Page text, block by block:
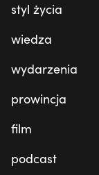
styl życia
wiedza
wydarzenia
prowincja
film
podcast